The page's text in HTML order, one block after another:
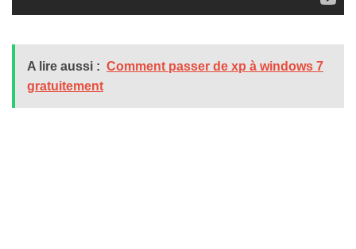
A lire aussi : Comment passer de xp à windows 7
gratuitement